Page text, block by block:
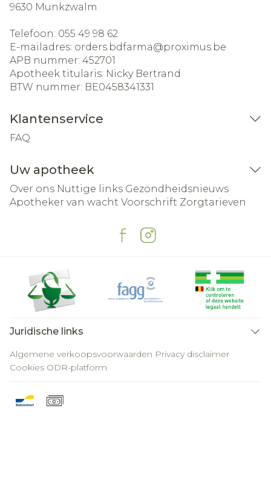
9630 Munkzwalm
Telefoon: 055 49 98 62
E-mailadres: orders.bdfarma@proximus.be
APB nummer: 452701
Apotheek titularis: Nicky Bertrand
BTW nummer: BE0458341331
Klantenservice
FAQ
Uw apotheek
Over ons Nuttige links Gezondheidsnieuws
Apotheker van wacht Voorschrift Zorgtarieven
Juridische links
Algemene verkoopsvoorwaarden Privacy disclaimer
Cookies ODR-platform